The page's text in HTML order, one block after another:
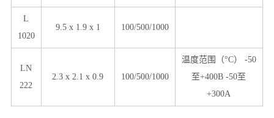
L
1020
9.5 x 1.9 x 1 100/500/1000
LN
222
2.3 x 2.1 x 0.9 100/500/1000
温度范围（°C） -50
至+400B -50至
+300A